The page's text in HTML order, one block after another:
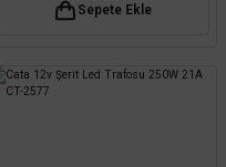
Sepete Ekle